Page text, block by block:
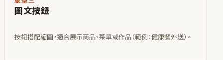
圖文按鈕
按鈕搭配縮圖，適合展示商品、菜單或作品（範例：健康餐外送）。